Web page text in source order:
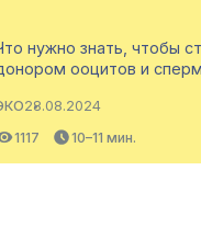
нужно знать, чтобы
ооцитов и
28.08.2024
1117
10–11 мин.